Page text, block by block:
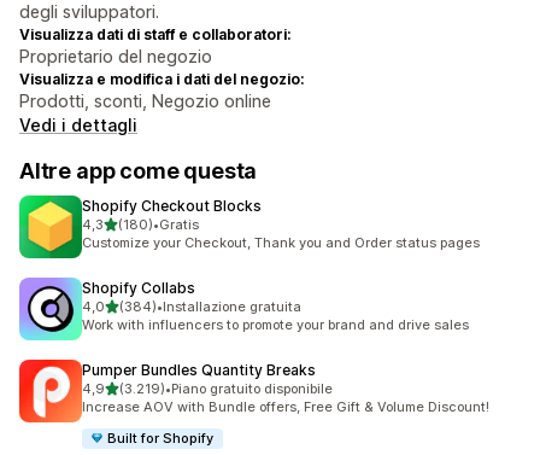
degli sviluppatori.
Visualizza dati di staff e collaboratori:
Proprietario del negozio
Visualizza e modifica i dati del negozio:
Prodotti, sconti, Negozio online
Vedi i dettagli
Altre app come questa
Shopify Checkout Blocks
4,3stelle su 5
(180)
180 recensioni totali
•Gratis
Customize your Checkout, Thank you and Order status pages
Shopify Collabs
4,0stelle su 5
(384)
384 recensioni totali
•Installazione gratuita
Work with influencers to promote your brand and drive sales
Pumper Bundles Quantity Breaks
4,9stelle su 5
(3.219)
3219 recensioni totali
•Piano gratuito disponibile
Increase AOV with Bundle offers, Free Gift & Volume Discount!
Built for Shopify